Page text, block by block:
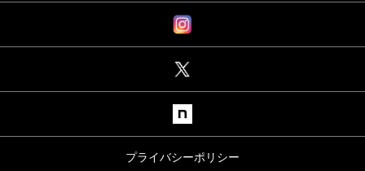
プライバシーポリシー